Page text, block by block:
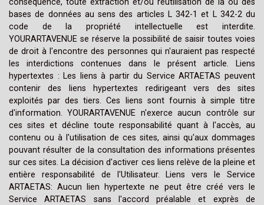
conséquence, toute extraction et/ou réutilisation de la ou des
bases de données au sens des articles L 342-1 et L 342-2 du
code de la propriété intellectuelle est interdite.
YOURARTAVENUE se réserve la possibilité de saisir toutes voies
de droit à l'encontre des personnes qui n'auraient pas respecté
les interdictions contenues dans le présent article. Liens
hypertextes : Les liens à partir du Service ARTAETAS peuvent
contenir des liens hypertextes redirigeant vers des sites
exploités par des tiers. Ces liens sont fournis à simple titre
d'information. YOURARTAVENUE n'exerce aucun contrôle sur
ces sites et décline toute responsabilité quant à l'accès, au
contenu ou à l'utilisation de ces sites, ainsi qu'aux dommages
pouvant résulter de la consultation des informations présentes
sur ces sites. La décision d'activer ces liens relève de la pleine et
entière responsabilité de l'Utilisateur. Liens vers le Service
ARTAETAS: Aucun lien hypertexte ne peut être créé vers le
Service ARTAETAS sans l'accord préalable et exprès de